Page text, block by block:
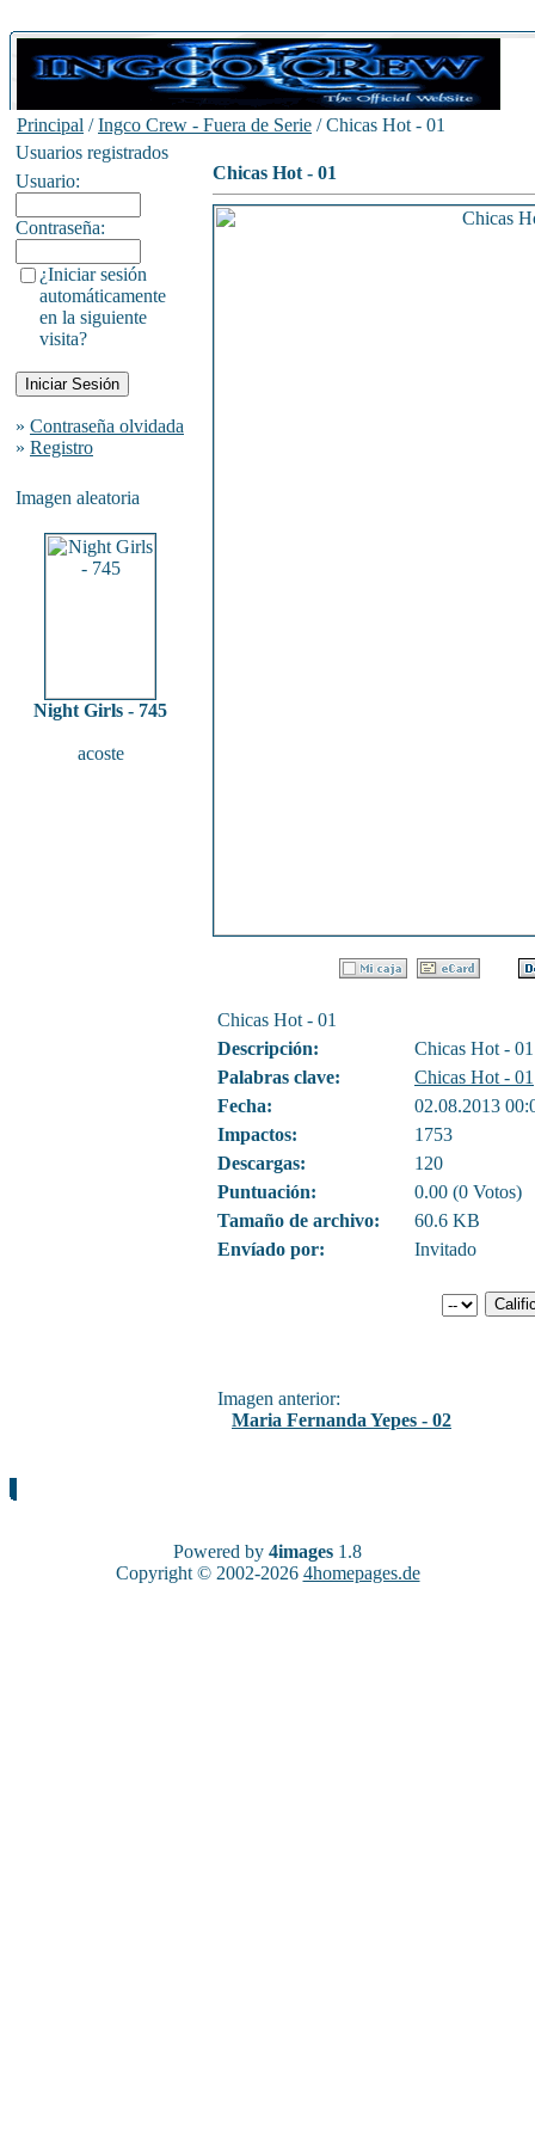
Principal /Ingco Crew - Fuera de Serie / Chicas Hot - 01
Usuarios registrados
Usuario:
Contraseña:
¿Iniciar sesión
automáticamente
en la siguiente
visita?
» Contraseña olvidada
» Registro
Imagen aleatoria
Night Girls - 745
acoste
Chicas Hot - 01
Chicas Hot - 01
Descripción:
Chicas Hot - 01
Palabras clave:
Chicas Hot - 01
Fecha:
02.08.2013
Impactos:
1753
Descargas:
120
Puntuación:
0.00 (0 Votos)
Tamaño de archivo:
60.6 KB
Envíado por:
Invitado
Imagen anterior:
Maria Fernanda Yepes - 02
Powered by 4images 1.8
Copyright © 2002-2026 4homepages.de